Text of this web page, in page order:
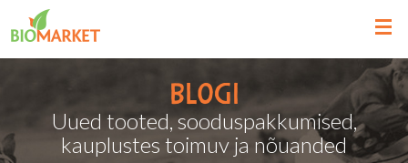
Blogi
Uued tooted, sooduspakkumised,
kauplustes toimuv ja nõuanded